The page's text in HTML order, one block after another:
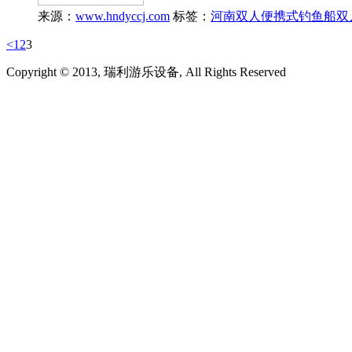
来源： www.hndyccj.com 标签： 河南双人便携式钓鱼船双
<1 23
Copyright © 2013, 瑞利游乐设备, All Rights Reserved